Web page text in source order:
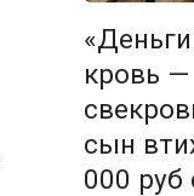
кровь —
сын
000 руб